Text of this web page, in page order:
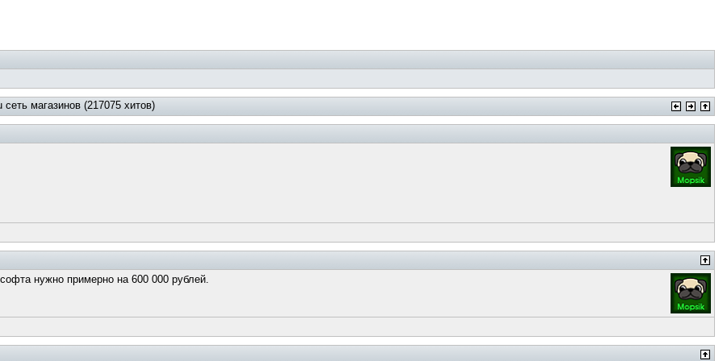
магазинов (217075 хитов)
нужно примерно на 600 000 рублей.